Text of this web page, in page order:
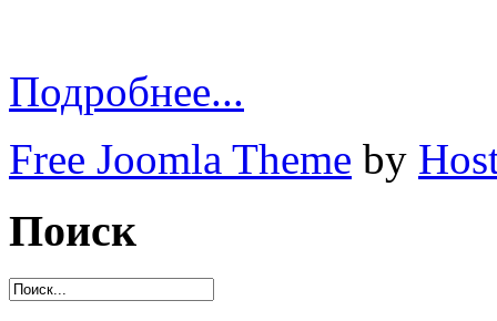
Подробнее...
Free Joomla Theme by
Поиск